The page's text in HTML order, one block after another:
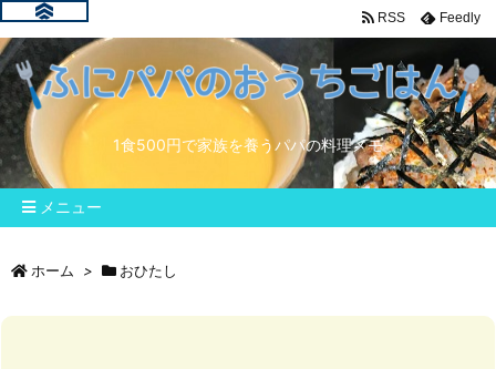
1食500円で家族を養うパパの料理メモ
メニュー
RSS Feedly
ホーム > おひたし